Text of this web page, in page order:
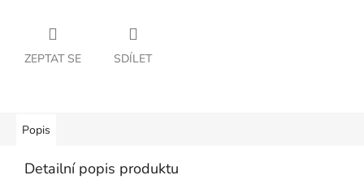
ZEPTAT SE SDÍLET
Popis
Detailní popis produktu